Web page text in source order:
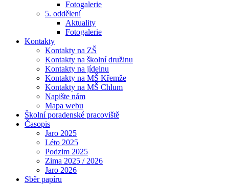
Fotogalerie
5. oddělení
Aktuality
Fotogalerie
Kontakty
Kontakty na ZŠ
Kontakty na školní družinu
Kontakty na jídelnu
Kontakty na MŠ Křemže
Kontakty na MŠ Chlum
Napište nám
Mapa webu
Školní poradenské pracoviště
Časopis
Jaro 2025
Léto 2025
Podzim 2025
Zima 2025 / 2026
Jaro 2026
Sběr papíru